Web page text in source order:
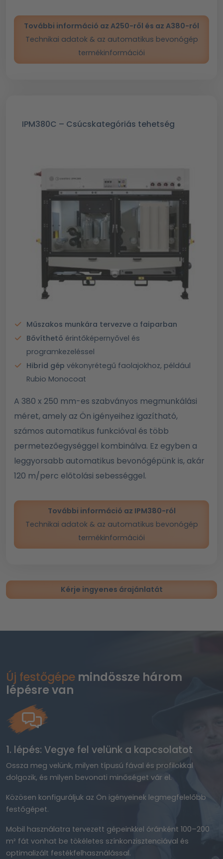
További információ az A250-ről és az A380-ról
Technikai adatok & az automatikus bevonógép
termékinformációi
IPM380C – Csúcskategóriás tehetség
Műszakos munkára tervezve a faiparban
Bővíthető érintőképernyővel és
programkezeléssel
Hibrid gép vékonyrétegű faolajokhoz, például
Rubio Monocoat
A 380 x 250 mm-es szabványos megmunkálási
méret, amely az Ön igényeihez igazítható,
számos automatikus funkcióval és több
permetezőegységgel kombinálva. Ez egyben a
leggyorsabb automatikus bevonógépünk is, akár
120 m/perc előtolási sebességgel.
További információ az IPM380-ról
Technikai adatok & az automatikus bevonógép
termékinformációi
Kérje ingyenes árajánlatát
Új festőgépe mindössze három
lépésre van
1. lépés: Vegye fel velünk a kapcsolatot
Ossza meg velünk, milyen típusú fával és profilokkal
dolgozik, és milyen bevonati minőséget vár el.
Közösen konfiguráljuk az Ön igényeinek legmegfelelőbb
festőgépet.
Mobil használatra tervezett gépeinkkel óránként 100–200
m² fát vonhat be tökéletes színkonzisztenciával és
optimalizált festékfelhasználással.